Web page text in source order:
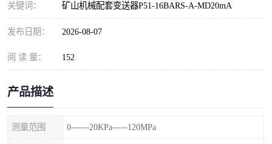
关键词： 矿山机械配套变送器P51-16BARS-A-MD20mA
发布日期： 2026-08-07
阅 读 量： 152
产品描述
测量范围 0------20KPa-----120MPa